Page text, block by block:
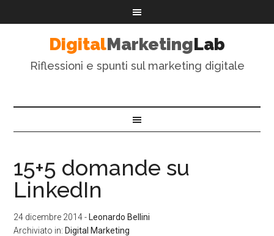
DigitalMarketingLab
Riflessioni e spunti sul marketing digitale
15+5 domande su
LinkedIn
24 dicembre 2014- Leonardo Bellini
Archiviato in: Digital Marketing